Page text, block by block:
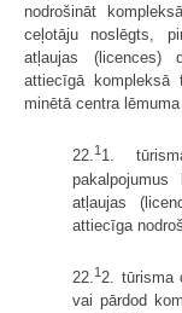
nodrošināt
ceļotāju noslēgts,
atļaujas (licences)
attiecīgā kompleksā
minētā centra
22.11.
atļaujas
attiecīga
22.12. tūrisma
vai pārdod